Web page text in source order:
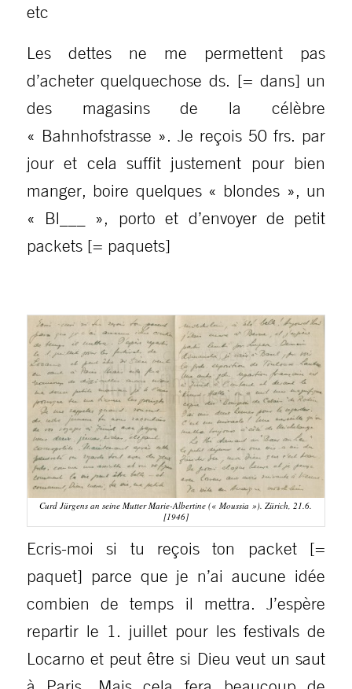
etc
Les dettes ne me permettent pas
d’acheter quelquechose ds. [= dans] un
des magasins de la célèbre
« Bahnhofstrasse ». Je reçois 50 frs. par
jour et cela suffit justement pour bien
manger, boire quelques « blondes », un
« Bl___ », porto et d’envoyer de petit
packets [= paquets]
Curd Jürgens an seine Mutter Marie-Albertine (« Moussia »). Zürich, 21.6.
[1946]
Ecris-moi si tu reçois ton packet [=
paquet] parce que je n’ai aucune idée
combien de temps il mettra. J’espère
repartir le 1. juillet pour les festivals de
Locarno et peut être si Dieu veut un saut